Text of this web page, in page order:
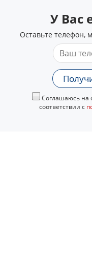
У Вас
Оставьте телефон,
Соглашаюсь на
соответствии с